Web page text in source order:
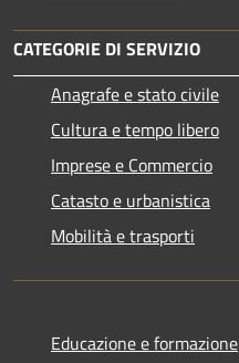
CATEGORIE DI SERVIZIO
Anagrafe e stato civile
Cultura e tempo libero
Imprese e Commercio
Catasto e urbanistica
Mobilità e trasporti
Educazione e formazione